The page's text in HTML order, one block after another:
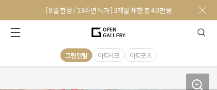
[ 8월 한정 / 13주년 특가 ] 3개월 체험 총 4.9만원
그림렌탈 아트테크 아트굿즈